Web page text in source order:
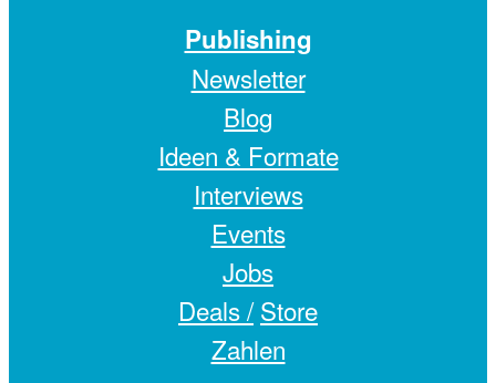
Publishing
Newsletter
Blog
Ideen & Formate
Interviews
Events
Jobs
Deals / Store
Zahlen